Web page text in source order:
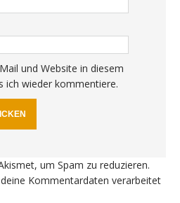
und Website in diesem
ich wieder kommentiere.
um Spam zu reduzieren.
Kommentardaten verarbeitet